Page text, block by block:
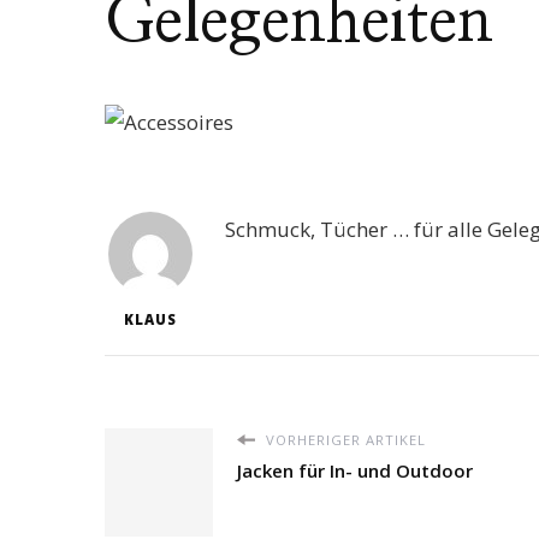
Gelegenheiten
KLAUS
Schmuck, Tücher … für alle
VORHERIGER ARTIKEL
Jacken für In- und Outdoor